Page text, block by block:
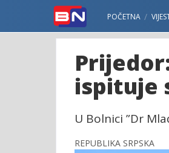
POČETNA
ispituje
U Bolnici ”Dr
REPUBLIKA SRPSKA